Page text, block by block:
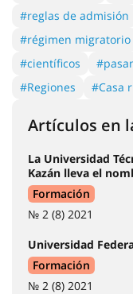
#reglas de admisión
#régimen migratorio
#científicos
#Regiones
#Casa
Artículos en
La Universidad
Kazán lleva el
Formación
№ 2 (8) 2021
Universidad
Formación
№ 2 (8) 2021